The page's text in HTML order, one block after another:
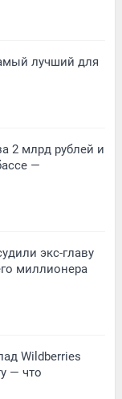
лучший для
2 млрд рублей и
—
экс-главу
миллионера
Wildberries
— что